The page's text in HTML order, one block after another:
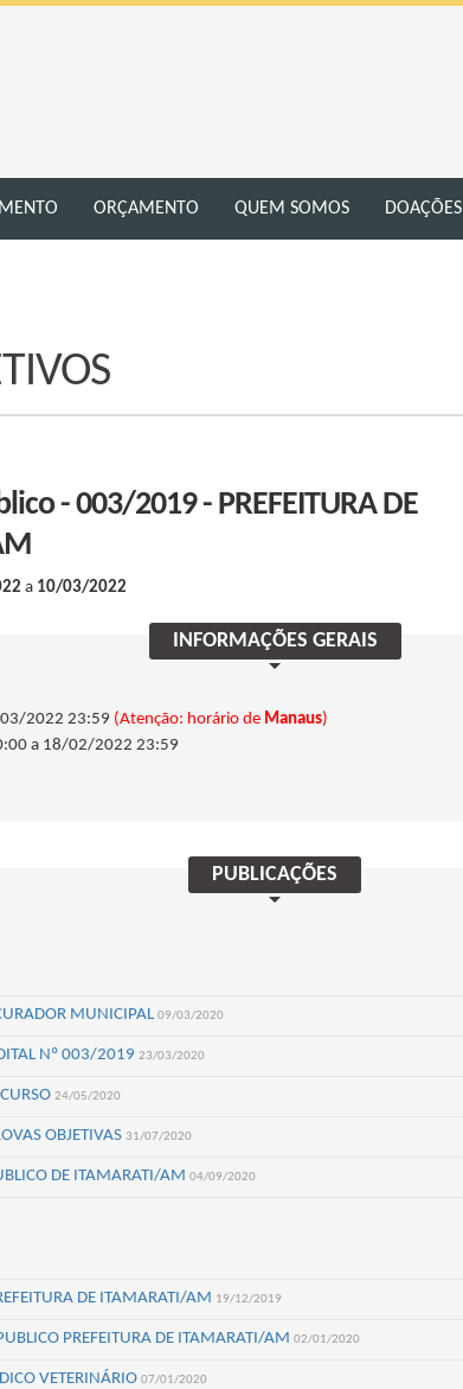
ORÇAMENTO QUEM SOMOS DOAÇÕES
- 003/2019 - PREFEITURA DE
a 10/03/2022
INFORMAÇÕES GERAIS
2022 23:59 (Atenção: horário de Manaus)
a 18/02/2022 23:59
PUBLICAÇÕES
MUNICIPAL 09/03/2020
Nº 003/2019 23/03/2020
24/05/2020
OBJETIVAS 31/07/2020
DE ITAMARATI/AM 04/09/2020
DE ITAMARATI/AM 19/12/2019
PREFEITURA DE ITAMARATI/AM 02/01/2020
VETERINÁRIO 07/01/2020